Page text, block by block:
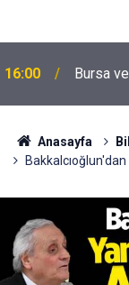
16:00 Bursa
Anasayfa
Bakkalcıoğlun'dan